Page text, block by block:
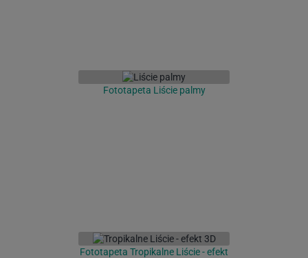
Fototapeta Liście palmy
Fototapeta Tropikalne Liście - efekt